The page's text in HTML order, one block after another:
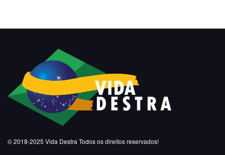
© 2018-2025 Vida Destra Todos os direitos reservados!